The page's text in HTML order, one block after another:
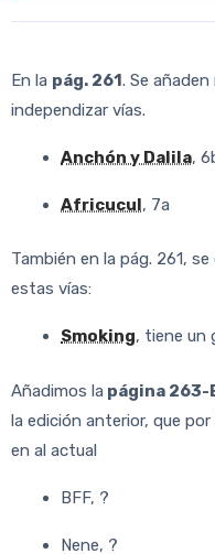
En la pág. 261. Se
independizar vías.
Anchón y Dalila,
Africucul, 7a
También en la pág. 261,
estas vías:
Smoking, tiene un
Añadimos la página 263-
la edición anterior, que
en al actual
BFF, ?
Nene, ?